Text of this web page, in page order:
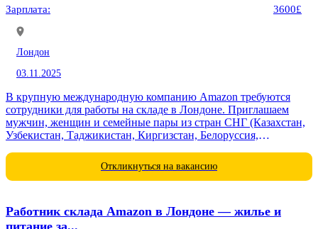
Зарплата: 3600£
Лондон
03.11.2025
В крупную международную компанию Amazon требуются
сотрудники для работы на складе в Лондоне. Приглашаем
мужчин, женщин и семейные пары из стран СНГ (Казахстан,
Узбекистан, Таджикистан, Киргизстан, Белоруссия,
проживание,...
Откликнуться на вакансию
Работник склада Amazon в Лондоне — жилье и
питание за...